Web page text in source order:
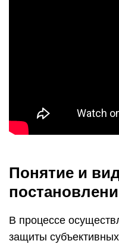
Понятие и
В процессе
защиты